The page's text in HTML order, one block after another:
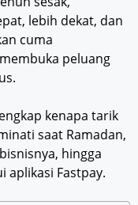
lebih dekat, dan
cuma
peluang
kenapa tarik
saat Ramadan,
hingga
aplikasi Fastpay.